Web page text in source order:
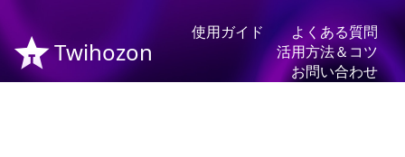
Twihozon
使用ガイド
よくある質問
活用方法＆コツ
お問い合わせ